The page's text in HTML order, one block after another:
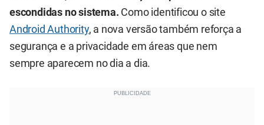
escondidas no sistema. Como identificou o site
Android Authority, a nova versão também reforça a
segurança e a privacidade em áreas que nem
sempre aparecem no dia a dia.